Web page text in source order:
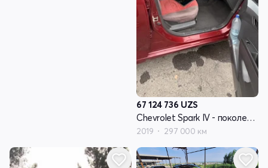
67 124 736 UZS
Chevrolet Spark IV - поколение
2019 297 000 км